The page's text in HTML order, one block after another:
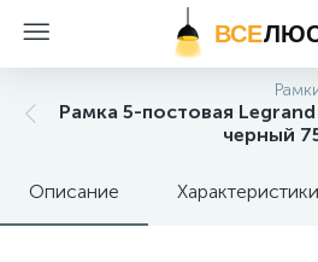
ВСЕ
Рамка 5-постовая
черный
Описание Характеристики